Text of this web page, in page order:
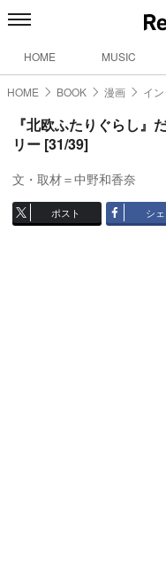
HOME MUSIC
HOME BOOK 漫画 イ
『北欧ふたりぐらし
リー [31/39]
文・取材＝中野和香奈
ポスト シ